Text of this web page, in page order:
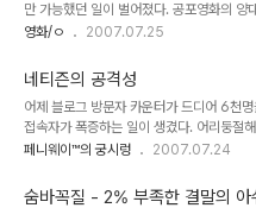
만 가능했던 일이 벌어졌다. 공포영화의 양
[13일의 금요일] 시리즈의 살인마 제이슨과
도안되는 허황된 스토리에다 꿈에서나 가능
고 개봉 첫 주 박스오피스 1위에 오르는 기
산 공포물로서는 이례적인 성공을 거둔 것
수확이었다고나 할까.. 서로 다른 작품의
난다. 슬래셔 무비팬들의 상상을 현실로 이
험을 감행하기에 이른다. 그것이 ..
영화/ㅇ 2007.07.25
네티즌의 공격성
어제 블로그 방문자 카운터가 드디어 6천
접속자가 폭증하는 일이 생겼다. 어리둥절
사회 후기를 접하고 느낀점을 적은 글이 다
'CG는 볼만한데 내용은 없다...' 기자들이
페니웨이™의 궁시렁 2007.07.24
숨바꼭질 - 2% 부족한 결말의 아